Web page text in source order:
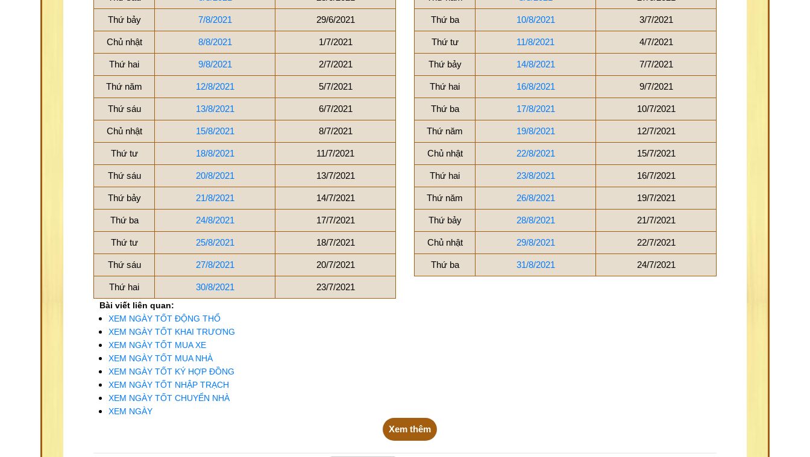
Thứ bảy 7/8/2021 29/6/2021
Chủ nhật 8/8/2021 1/7/2021
Thứ hai 9/8/2021 2/7/2021
Thứ năm 12/8/2021 5/7/2021
Thứ sáu 13/8/2021 6/7/2021
Chủ nhật 15/8/2021 8/7/2021
Thứ tư 18/8/2021 11/7/2021
Thứ sáu 20/8/2021 13/7/2021
Thứ bảy 21/8/2021 14/7/2021
Thứ ba 24/8/2021 17/7/2021
Thứ tư 25/8/2021 18/7/2021
Thứ sáu 27/8/2021 20/7/2021
Thứ hai 30/8/2021 23/7/2021
Thứ ba 10/8/2021 3/7/2021
Thứ tư 11/8/2021 4/7/2021
Thứ bảy 14/8/2021 7/7/2021
Thứ hai 16/8/2021 9/7/2021
Thứ ba 17/8/2021 10/7/2021
Thứ năm 19/8/2021 12/7/2021
Chủ nhật 22/8/2021 15/7/2021
Thứ hai 23/8/2021 16/7/2021
Thứ năm 26/8/2021 19/7/2021
Thứ bảy 28/8/2021 21/7/2021
Chủ nhật 29/8/2021 22/7/2021
Thứ ba 31/8/2021 24/7/2021
Bài viết liên quan:
XEM NGÀY TỐT ĐỘNG THỔ
XEM NGÀY TỐT KHAI TRƯƠNG
XEM NGÀY TỐT MUA XE
XEM NGÀY TỐT MUA NHÀ
XEM NGÀY TỐT KÝ HỢP ĐỒNG
XEM NGÀY TỐT NHẬP TRẠCH
XEM NGÀY TỐT CHUYỂN NHÀ
XEM NGÀY
Xem thêm